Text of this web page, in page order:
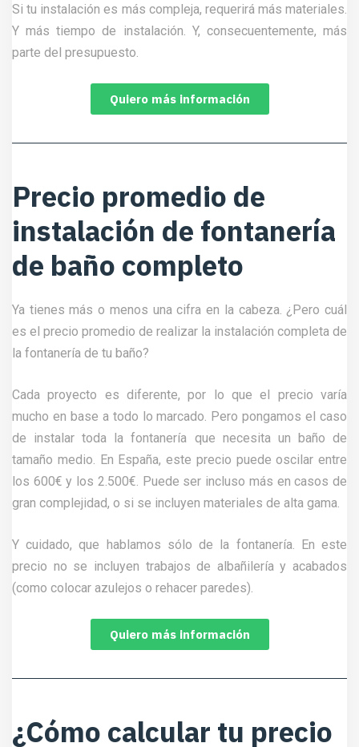
Si tu instalación es más compleja, requerirá más materiales.
Y más tiempo de instalación. Y, consecuentemente, más
parte del presupuesto.
Quiero más información
Precio promedio de
instalación de fontanería
de baño completo
Ya tienes más o menos una cifra en la cabeza. ¿Pero cuál
es el precio promedio de realizar la instalación completa de
la fontanería de tu baño?
Cada proyecto es diferente, por lo que el precio varía
mucho en base a todo lo marcado. Pero pongamos el caso
de instalar toda la fontanería que necesita un baño de
tamaño medio. En España, este precio puede oscilar entre
los 600€ y los 2.500€. Puede ser incluso más en casos de
gran complejidad, o si se incluyen materiales de alta gama.
Y cuidado, que hablamos sólo de la fontanería. En este
precio no se incluyen trabajos de albañilería y acabados
(como colocar azulejos o rehacer paredes).
Quiero más información
¿Cómo calcular tu precio